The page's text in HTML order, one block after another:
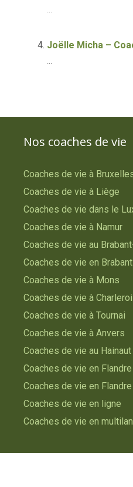
...
Joëlle Micha –
...
Nos coaches de vie
Coaches de vie à
Coaches de vie à Liège
Coaches de vie dans le
Coaches de vie à Namur
Coaches de vie au
Coaches de vie en
Coaches de vie à Mons
Coaches de vie à Charleroi
Coaches de vie à Tournai
Coaches de vie à Anvers
Coaches de vie au Hainaut
Coaches de vie en
Coaches de vie en
Coaches de vie en ligne
Coaches de vie en